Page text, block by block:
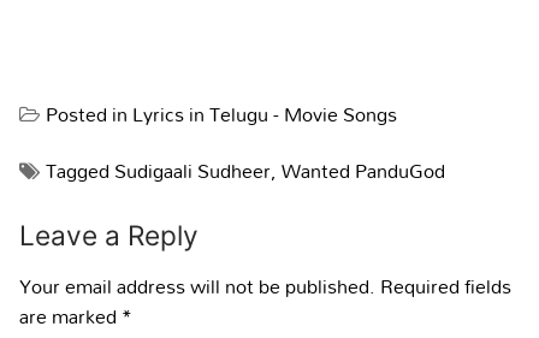
Posted inLyrics in Telugu - Movie Songs
TaggedSudigaali Sudheer,Wanted PanduGod
Leave a Reply
Your email address will not be published. Required fields
are marked*